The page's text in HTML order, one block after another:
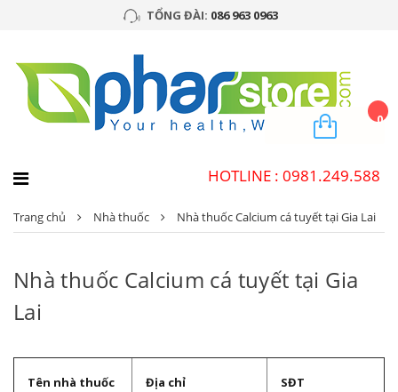
TỔNG ĐÀI: 086 963 0963
0
HOTLINE : 0981.249.588
Trang chủ Nhà thuốc Nhà thuốc Calcium cá tuyết tại Gia Lai
Nhà thuốc Calcium cá tuyết tại Gia
Lai
Tên nhà thuốc Địa chỉ SĐT